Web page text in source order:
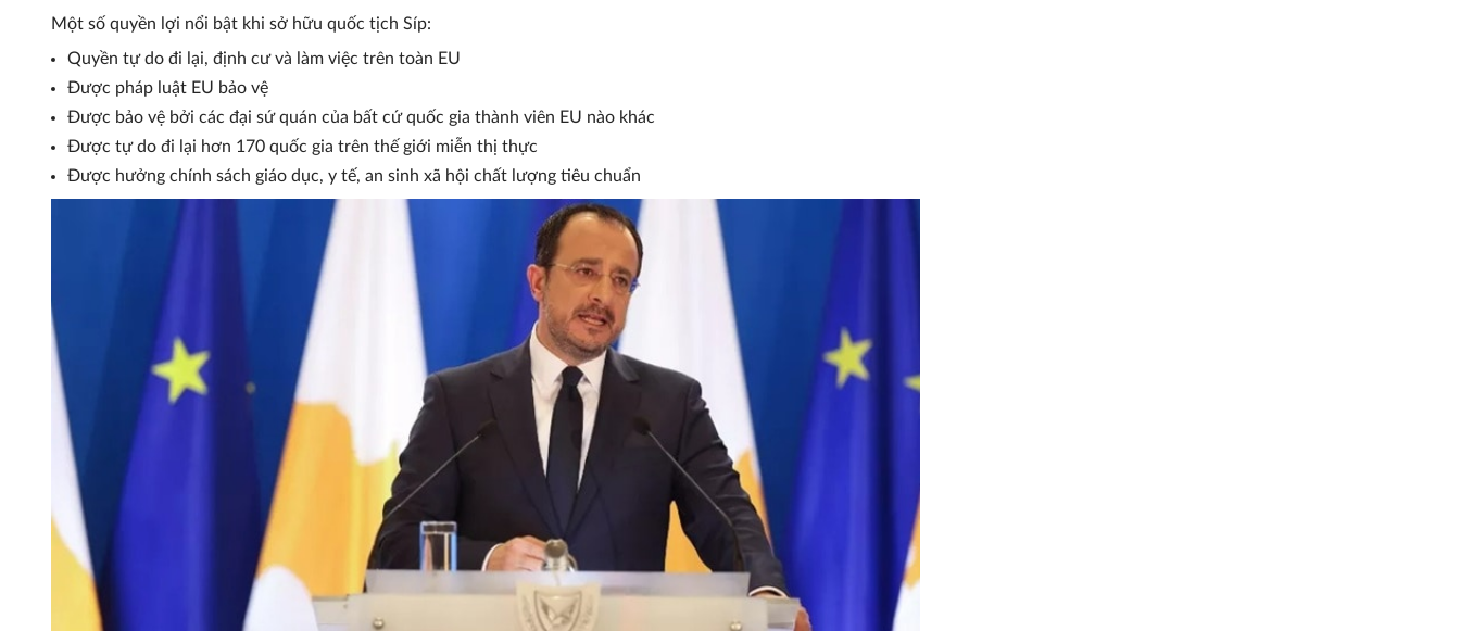
Một số quyền lợi nổi bật khi sở hữu quốc tịch Síp:
Quyền tự do đi lại, định cư và làm việc trên toàn EU
Được pháp luật EU bảo vệ
Được bảo vệ bởi các đại sứ quán của bất cứ quốc gia thành viên EU nào khác
Được tự do đi lại hơn 170 quốc gia trên thế giới miễn thị thực
Được hưởng chính sách giáo dục, y tế, an sinh xã hội chất lượng tiêu chuẩn